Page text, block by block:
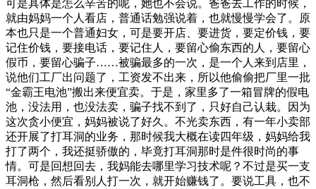
可是具体是怎么辛苦的呢，她也不会说。爸爸去工作的时候，
就由妈妈一个人看店，普通话勉强说着，也就慢慢学会了。原
本也只是一个普通妇女，可是要开店、要进货，要定价钱，要
记住价钱，要接电话，要记住人，要留心偷东西的人，要留心
假币，要留心骗子……被骗最多的一次，是一个人来到店里，
说他们工厂出问题了，工资发不出来，所以他偷偷把厂里一批
“金霸王电池”搬出来便宜卖。于是，家里多了一箱冒牌的假电
池，没法用，也没法卖，骗子找不到了，只好自己认栽。因为
这次贪小便宜，妈妈被说了好久。不光卖东西，有一年小卖部
还开展了打耳洞的业务，那时候我大概在读四年级，妈妈给我
打了两个，我还挺骄傲的，毕竟打耳洞那时是件很时尚的事
情。可是回想回去，我妈能去哪里学习技术呢？不过是买一支
耳洞枪，然后看别人打一次，就开始赚钱了。要说工具，也不